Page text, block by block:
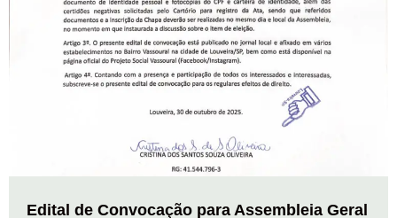
Edital de Convocação para Assembleia Geral